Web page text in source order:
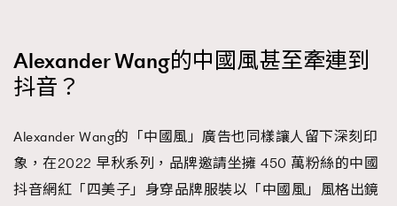
Alexander Wang的中國風甚至牽連到
抖音？
Alexander Wang的「中國風」廣告也同樣讓人留下深刻印
象，在2022 早秋系列，品牌邀請坐擁 450 萬粉絲的中國
抖音網紅「四美子」身穿品牌服裝以「中國風」風格出鏡